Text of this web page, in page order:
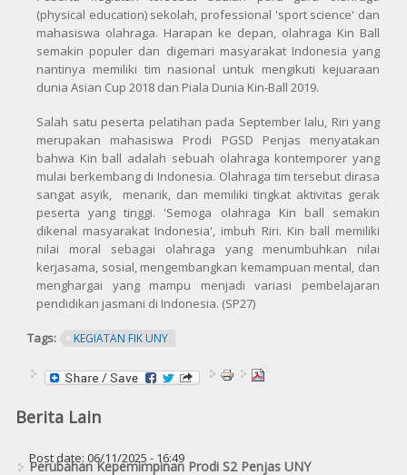
(physical education) sekolah, professional 'sport science' dan
mahasiswa olahraga. Harapan ke depan, olahraga Kin Ball
semakin populer dan digemari masyarakat Indonesia yang
nantinya memiliki tim nasional untuk mengikuti kejuaraan
dunia Asian Cup 2018 dan Piala Dunia Kin-Ball 2019.
Salah satu peserta pelatihan pada September lalu, Riri yang
merupakan mahasiswa Prodi PGSD Penjas menyatakan
bahwa Kin ball adalah sebuah olahraga kontemporer yang
mulai berkembang di Indonesia. Olahraga tim tersebut dirasa
sangat asyik, menarik, dan memiliki tingkat aktivitas gerak
peserta yang tinggi. 'Semoga olahraga Kin ball semakin
dikenal masyarakat Indonesia', imbuh Riri. Kin ball memiliki
nilai moral sebagai olahraga yang menumbuhkan nilai
kerjasama, sosial, mengembangkan kemampuan mental, dan
menghargai yang mampu menjadi variasi pembelajaran
pendidikan jasmani di Indonesia. (SP27)
Tags: KEGIATAN FIK UNY
Berita Lain
Post date: 06/11/2025 - 16:49
Perubahan Kepemimpinan Prodi S2 Penjas UNY